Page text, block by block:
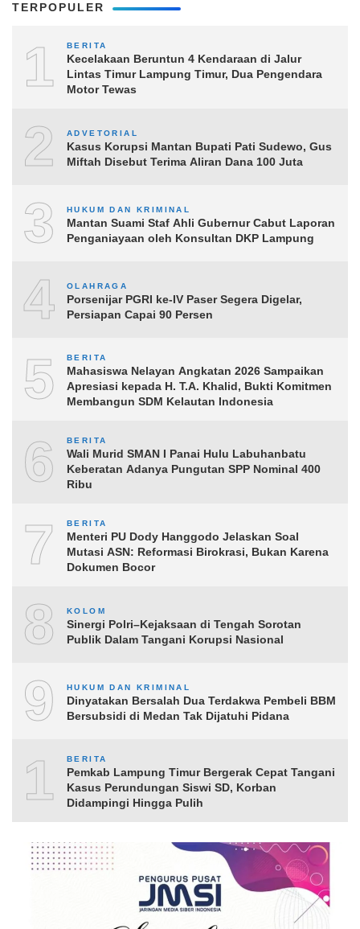
TERPOPULER
1 BERITA
Kecelakaan Beruntun 4 Kendaraan di Jalur
Lintas Timur Lampung Timur, Dua Pengendara
Motor Tewas
2 ADVETORIAL
Kasus Korupsi Mantan Bupati Pati Sudewo, Gus
Miftah Disebut Terima Aliran Dana 100 Juta
3 HUKUM DAN KRIMINAL
Mantan Suami Staf Ahli Gubernur Cabut Laporan
Penganiayaan oleh Konsultan DKP Lampung
4 OLAHRAGA
Porsenijar PGRI ke-IV Paser Segera Digelar,
Persiapan Capai 90 Persen
5 BERITA
Mahasiswa Nelayan Angkatan 2026 Sampaikan
Apresiasi kepada H. T.A. Khalid, Bukti Komitmen
Membangun SDM Kelautan Indonesia
6 BERITA
Wali Murid SMAN I Panai Hulu Labuhanbatu
Keberatan Adanya Pungutan SPP Nominal 400
Ribu
7 BERITA
Menteri PU Dody Hanggodo Jelaskan Soal
Mutasi ASN: Reformasi Birokrasi, Bukan Karena
Dokumen Bocor
8 KOLOM
Sinergi Polri–Kejaksaan di Tengah Sorotan
Publik Dalam Tangani Korupsi Nasional
9 HUKUM DAN KRIMINAL
Dinyatakan Bersalah Dua Terdakwa Pembeli BBM
Bersubsidi di Medan Tak Dijatuhi Pidana
10BERITA
Pemkab Lampung Timur Bergerak Cepat Tangani
Kasus Perundungan Siswi SD, Korban
Didampingi Hingga Pulih